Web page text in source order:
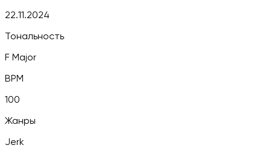
22.11.2024
Тональность
F Major
BPM
100
Жанры
Jerk